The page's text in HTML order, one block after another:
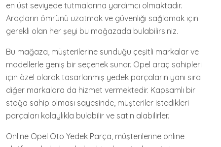
en üst seviyede tutmalarına yardımcı olmaktadır.
Araçların ömrünü uzatmak ve güvenliği sağlamak için
gerekli olan her şeyi bu mağazada bulabilirsiniz.
Bu mağaza, müşterilerine sunduğu çeşitli markalar ve
modellerle geniş bir seçenek sunar. Opel araç sahipleri
için özel olarak tasarlanmış yedek parçaların yanı sıra
diğer markalara da hizmet vermektedir. Kapsamlı bir
stoğa sahip olması sayesinde, müşteriler istedikleri
parçaları kolaylıkla bulabilir ve satın alabilirler.
Online Opel Oto Yedek Parça, müşterilerine online